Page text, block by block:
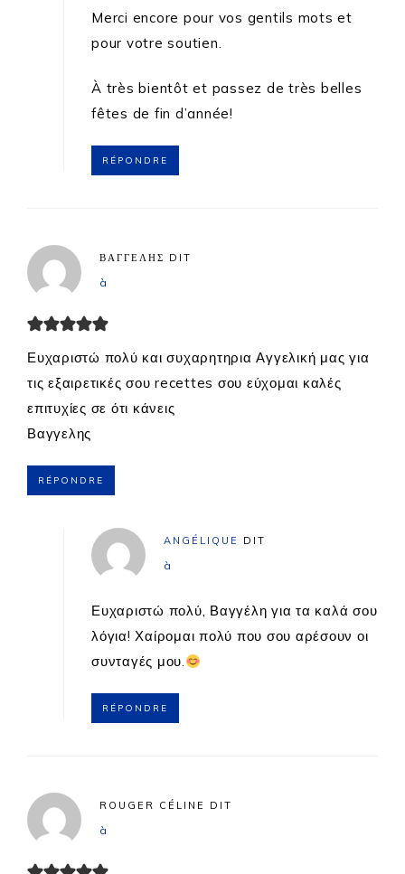
Merci encore pour vos gentils mots et
pour votre soutien.
À très bientôt et passez de très belles
fêtes de fin d’année!
RÉPONDRE
ΒΑΓΓΕΛΗΣ DIT
à
Ευχαριστώ πολύ και συχαρητηρια Αγγελική μας για
τις εξαιρετικές σου recettes σου εύχομαι καλές
επιτυχίες σε ότι κάνεις
Βαγγελης
RÉPONDRE
ANGÉLIQUE DIT
à
Ευχαριστώ πολύ, Βαγγέλη για τα καλά σου
λόγια! Χαίρομαι πολύ που σου αρέσουν οι
συνταγές μου.
RÉPONDRE
ROUGER CÉLINE DIT
à